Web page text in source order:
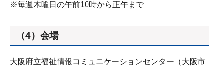
※毎週木曜日の午前10時から正午まで
（4）会場
大阪府立福祉情報コミュニケーションセンター（大阪市